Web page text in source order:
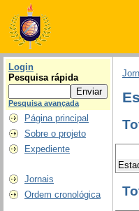
Login
Pesquisa rápida
Pesquisa avançada
Página principal
Sobre o projeto
Expediente
Jornais
Ordem cronológica